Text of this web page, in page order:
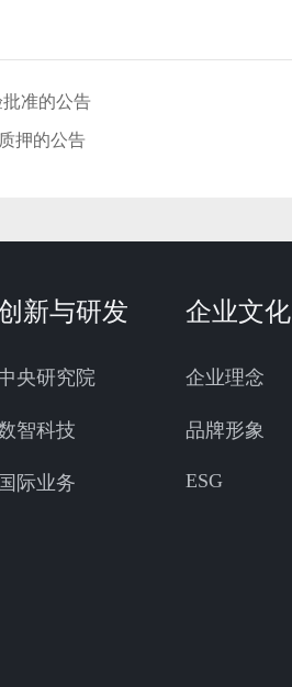
准的公告
押的公告
新与研发
央研究院
智科技
国际业务
企业文化
企业理念
品牌形象
ESG